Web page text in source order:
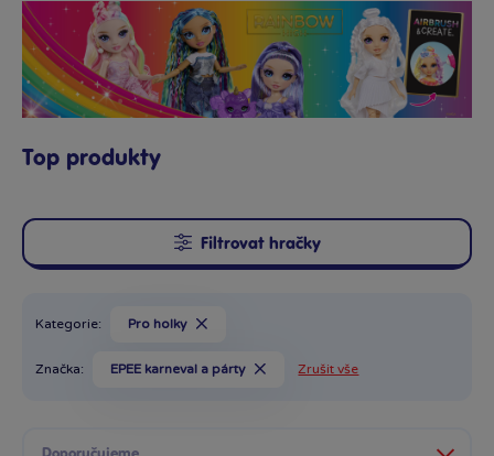
Top produkty
Filtrovat hračky
Kategorie: Pro holky
Značka: EPEE karneval a párty Zrušit vše